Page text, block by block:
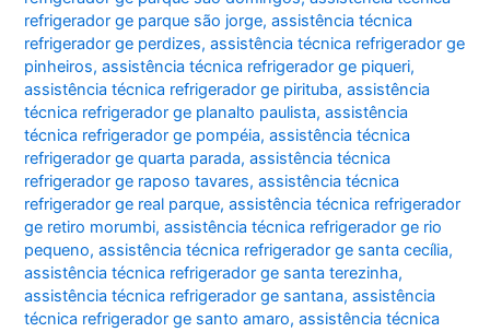
refrigerador ge parque são jorge,assistência técnica
refrigerador ge perdizes,assistência técnica refrigerador ge
pinheiros,assistência técnica refrigerador ge piqueri,
assistência técnica refrigerador ge pirituba,assistência
técnica refrigerador ge planalto paulista,assistência
técnica refrigerador ge pompéia,assistência técnica
refrigerador ge quarta parada,assistência técnica
refrigerador ge raposo tavares,assistência técnica
refrigerador ge real parque,assistência técnica refrigerador
ge retiro morumbi,assistência técnica refrigerador ge rio
pequeno,assistência técnica refrigerador ge santa cecília,
assistência técnica refrigerador ge santa terezinha,
assistência técnica refrigerador ge santana,assistência
técnica refrigerador ge santo amaro,assistência técnica